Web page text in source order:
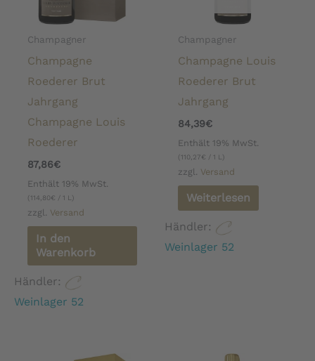
Champagner
Champagne
Roederer Brut
Jahrgang
Champagne Louis
Roederer
87,86€
Enthält 19% MwSt.
(114,80€ / 1 L)
zzgl. Versand
In den
Warenkorb
Händler:
Weinlager 52
Champagner
Champagne Louis
Roederer Brut
Jahrgang
84,39€
Enthält 19% MwSt.
(110,27€ / 1 L)
zzgl. Versand
Weiterlesen
Händler:
Weinlager 52